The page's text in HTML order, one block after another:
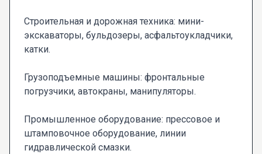
Строительная и дорожная техника: мини-
экскаваторы, бульдозеры, асфальтоукладчики,
катки.
Грузоподъемные машины: фронтальные
погрузчики, автокраны, манипуляторы.
Промышленное оборудование: прессовое и
штамповочное оборудование, линии
гидравлической смазки.